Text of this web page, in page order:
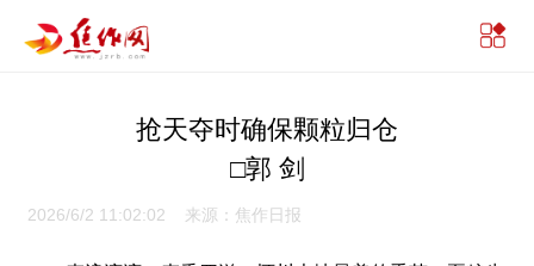
抢天夺时确保颗粒归仓
□郭 剑
2026/6/2 11:02:02 来源：焦作日报